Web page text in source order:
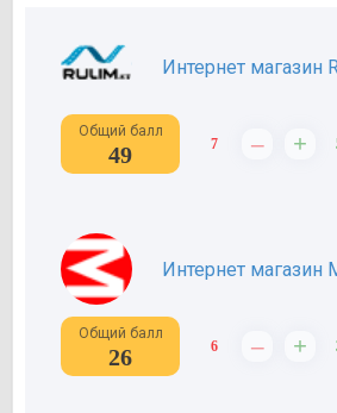
Интернет магазин
Общий балл
49 7 – +
Интернет магазин
Общий балл
26 6 – +